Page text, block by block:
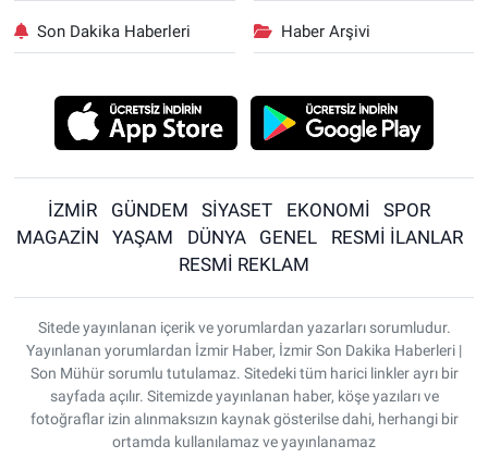
Son Dakika Haberleri Haber Arşivi
İZMİR GÜNDEM SİYASET EKONOMİ
SPOR
MAGAZİN
YAŞAM DÜNYA GENEL
RESMİ İLANLAR
RESMİ REKLAM
Sitede yayınlanan içerik ve yorumlardan yazarları sorumludur.
Yayınlanan yorumlardan İzmir Haber, İzmir Son Dakika Haberleri |
Son Mühür sorumlu tutulamaz. Sitedeki tüm harici linkler ayrı bir
sayfada açılır. Sitemizde yayınlanan haber, köşe yazıları ve
fotoğraflar izin alınmaksızın kaynak gösterilse dahi, herhangi bir
ortamda kullanılamaz ve yayınlanamaz